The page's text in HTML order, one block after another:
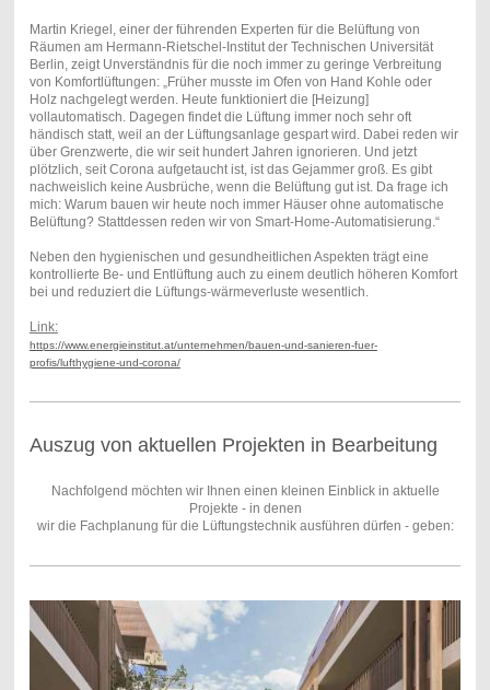
Martin Kriegel, einer der führenden Experten für die Belüftung von
Räumen am Hermann-Rietschel-Institut der Technischen Universität
Berlin, zeigt Unverständnis für die noch immer zu geringe Verbreitung
von Komfortlüftungen: „Früher musste im Ofen von Hand Kohle oder
Holz nachgelegt werden. Heute funktioniert die [Heizung]
vollautomatisch. Dagegen findet die Lüftung immer noch sehr oft
händisch statt, weil an der Lüftungsanlage gespart wird. Dabei reden wir
über Grenzwerte, die wir seit hundert Jahren ignorieren. Und jetzt
plötzlich, seit Corona aufgetaucht ist, ist das Gejammer groß. Es gibt
nachweislich keine Ausbrüche, wenn die Belüftung gut ist. Da frage ich
mich: Warum bauen wir heute noch immer Häuser ohne automatische
Belüftung? Stattdessen reden wir von Smart-Home-Automatisierung.“
Neben den hygienischen und gesundheitlichen Aspekten trägt eine
kontrollierte Be- und Entlüftung auch zu einem deutlich höheren Komfort
bei und reduziert die Lüftungs-wärmeverluste wesentlich.
Link:
https://www.energieinstitut.at/unternehmen/bauen-und-sanieren-fuer-
profis/lufthygiene-und-corona/
Auszug von aktuellen Projekten in Bearbeitung
Nachfolgend möchten wir Ihnen einen kleinen Einblick in aktuelle
Projekte - in denen
wir die Fachplanung für die Lüftungstechnik ausführen dürfen - geben: